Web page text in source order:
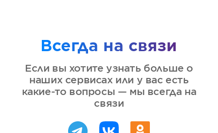
Всегда на связи
Если вы хотите узнать больше о
наших сервисах или у вас есть
какие-то вопросы — мы всегда на
связи